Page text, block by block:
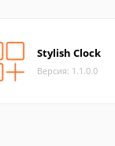
Stylish Clock
Версия: 1.1.0.0